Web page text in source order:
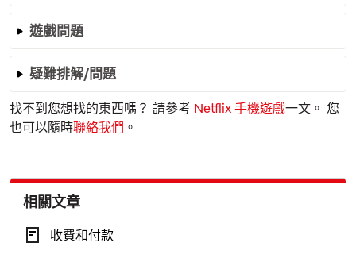
遊戲問題
疑難排解/問題
找不到您想找的東西嗎？ 請參考 Netflix 手機遊戲一文。 您
也可以隨時聯絡我們 。
相關文章
收費和付款